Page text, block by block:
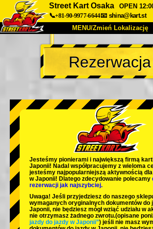
Street Kart Osaka
OPEN
📞+81-90-9977-6644📧 shina@kart.st
MENU/Zmień Lokalizację
TOP
O nas Specyfikacja
Firma
Zmień Lokalizację
Tokyo Shinagawa
Tokyo Akihabara#2
Tokyo Shibuya Annex
Tokyo Asakusa
Okinawa
Rezerwacja
Jesteśmy pionierami i największą firmą
Japonii! Nadal współpracujemy z wieloma
jesteśmy najpopularniejszą aktywnością
w Japonii! Dlatego zdecydowanie polecamy
rezerwacji jak najszybciej.
Uwaga! Jeśli przyjedziesz do naszego
wymaganych oryginalnych dokumentów do
Japonii, nie będziesz mógł wziąć udziału w
nie otrzymasz żadnego zwrotu.(opisane
jazdy do jazdy w Japonii”) jeśli nie masz